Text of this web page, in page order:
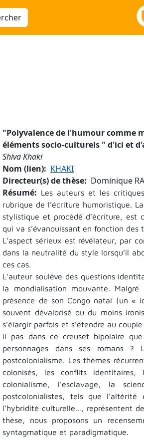
"Polyvalence de l'humour comme
éléments socio-culturels " d'ici et
Shiva Khaki
Nom (lien)
KHAKI
Directeur(s) de thèse
Dominique
Résumé
Les auteurs et les
rubrique de l’écriture humoristique.
stylistique et procédé d’écriture,
qui va s’évanouissant en fonction des
L’aspect sérieux est révélateur, par
dans la neutralité du style lorsqu’il
ces cas.
L’auteur soulève des questions
la mondialisation mouvante.
présence de son Congo natal (un
souvent dévalorisé ou du moins
s’élargir parfois et s’étendre au
il pas dans ce creuset bipolaire
personnages dans ses romans ?
postcolonialisme. Les thèmes
colonisés, les conflits
colonialisme, l’esclavage, la
postcolonialistes, tels que
l’hybridité culturelle…, représentent
thèse, nous proposons un
syntagmatique et paradigmatique.